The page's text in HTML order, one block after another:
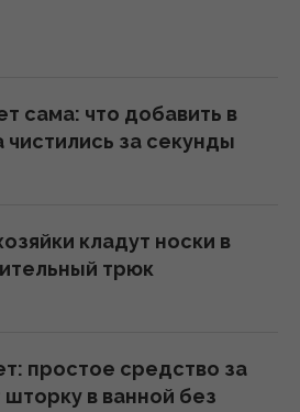
"Ногу свело!" в
и бутылок держат 20°C
и отопления: как это
в которой
сама: что добавить в
чистились за секунды
кладут носки в
трюк
простое средство за
шторку в ванной без